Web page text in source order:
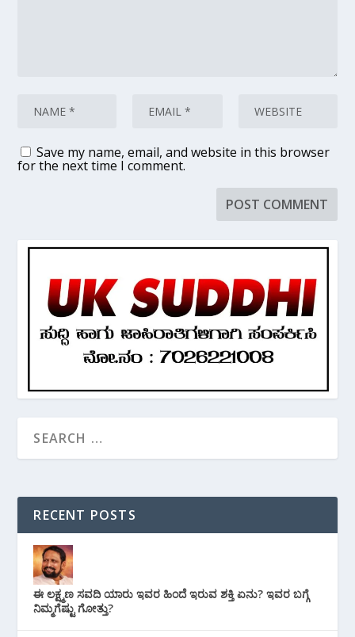
Save my name, email, and website in this browser
for the next time I comment.
RECENT POSTS
ಈ ಲಕ್ಷ್ಮಣ ಸವದಿ ಯಾರು ಇವರ ಹಿಂದೆ ಇರುವ ಶಕ್ತಿ ಏನು? ಇವರ ಬಗ್ಗೆ
ನಿಮ್ಮಗೆಷ್ಟು ಗೋತ್ತು?